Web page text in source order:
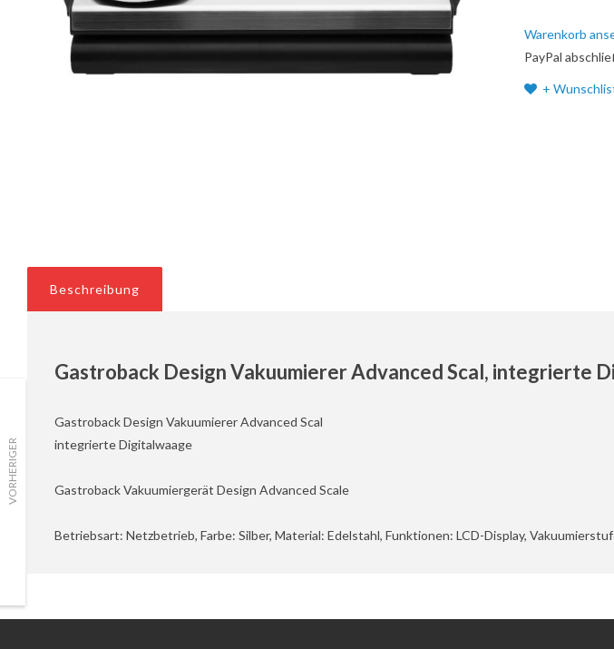
VORHERIGER
Warenkorb
PayPal
+
Beschreibung
Gastroback Design Vakuumierer Advanced Scal, integrierte
Gastroback Design Vakuumierer Advanced Scal
integrierte Digitalwaage
Gastroback Vakuumiergerät Design Advanced Scale
Betriebsart: Netzbetrieb, Farbe: Silber, Material: Edelstahl, Funktionen: LCD-Display,